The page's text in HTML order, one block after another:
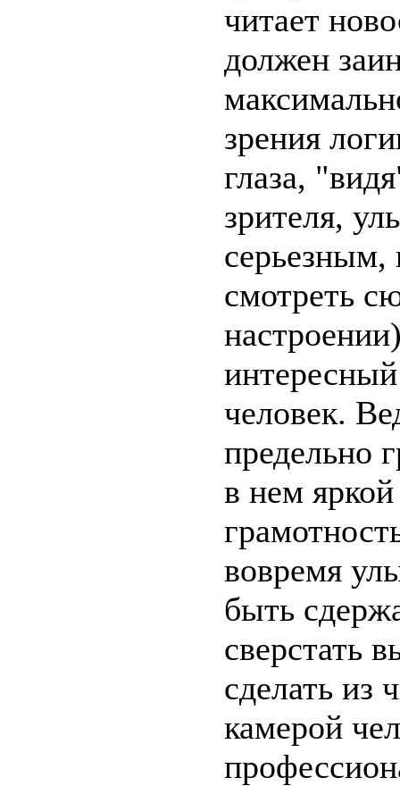
читает
должен
зрения
глаза,
зрителя,
серьезным,
смотреть
человек.
предельно
в нем
вовремя
быть
сверстать
сделать из
камерой